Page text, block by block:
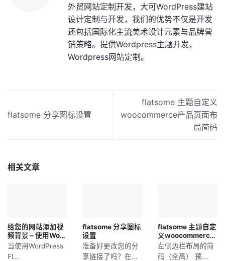
外贸网站定制开发，大可WordPress建站
设计定制与开发，我们的优势不仅是开发
还包括国际化主流美术设计元素与品牌营
销策略。提供Wordpress主题开发，
Wordpress网站定制。
flatsome 分享图标设置
flatsome 主题自定义
woocommerce产品页面布
局简码
相关文章
给您的网站添加视
频背景 – 使用Word
Press Flatsome主
题
当使用WordPress
Fl...
flatsome 分享图标
设置
准备好更改您的分
享链接了吗？在...
flatsome 主题自定
义woocommerce
产品页面布局简码
左侧边栏布局的简
码（全高） 预...